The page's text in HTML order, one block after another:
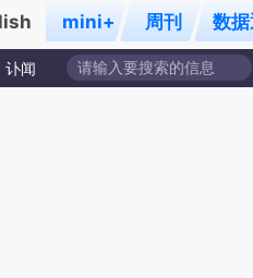
mini+ 周刊 数
讣闻